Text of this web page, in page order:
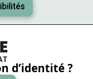
d’identité ?